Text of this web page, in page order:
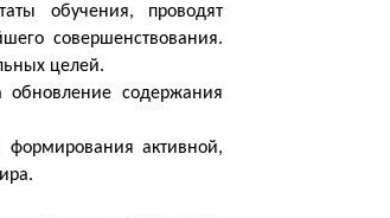
обучения, проводят
совершенствования.
целей.
обновление содержания
формирования активной,